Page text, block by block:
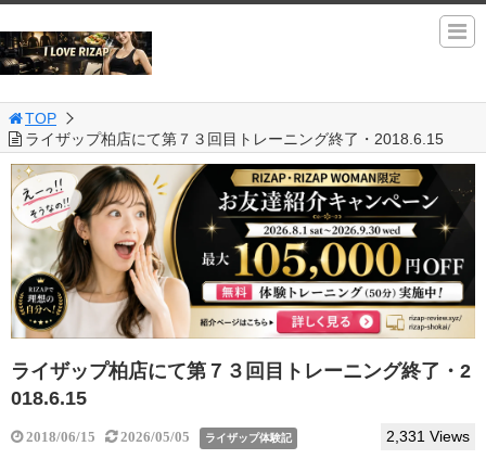
TOP
ライザップ柏店にて第７３回目トレーニング終了・2018.6.15
ライザップ柏店にて第７３回目トレーニング終了・2
018.6.15
2018/06/15 2026/05/05 ライザップ体験記 2,331 Views